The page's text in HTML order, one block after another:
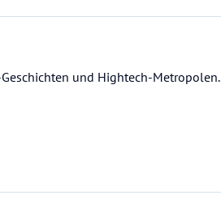
und Hightech-Metropolen.